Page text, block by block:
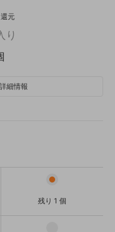
元
り
細情報
残り 1 個